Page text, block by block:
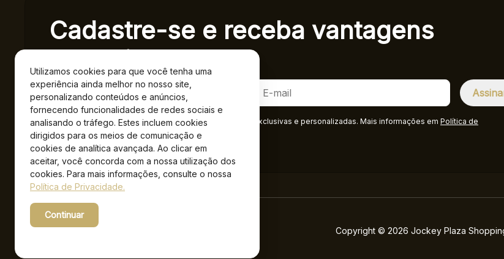
Utilizamos cookies para que você tenha uma
experiência ainda melhor no nosso site,
personalizando conteúdos e anúncios,
fornecendo funcionalidades de redes sociais e
analisando o tráfego. Estes incluem cookies
dirigidos para os meios de comunicação e
cookies de analítica avançada. Ao clicar em
aceitar, você concorda com a nossa utilização dos
cookies. Para mais informações, consulte o nossa
Política de Privacidade.
Continuar
Cadastre-se e receba vantagens
exclusivas.
Ao se cadastrar você confirma em receber informações exclusivas e personalizadas. Mais informações em Política de
Privacidade.*
Copyright © 2026 Jockey Plaza